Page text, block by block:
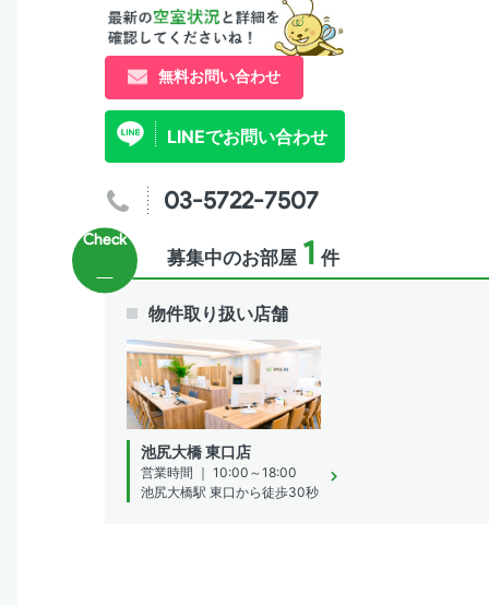
無料お問い合わせ
LINEでお問い合わせ
03-5722-7507
募集中のお部屋 1 件
物件取り扱い店舗
池尻大橋 東口店
営業時間 ｜ 10:00～18:00
池尻大橋駅 東口から徒歩30秒